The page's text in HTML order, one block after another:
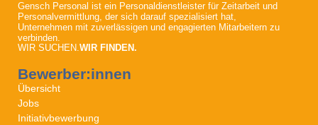
Gensch Personal ist ein Personaldienstleister für Zeitarbeit und
Personalvermittlung, der sich darauf spezialisiert hat,
Unternehmen mit zuverlässigen und engagierten Mitarbeitern zu
verbinden.
WIR SUCHEN.WIR FINDEN.
Bewerber:innen
Übersicht
Jobs
Initiativbewerbung